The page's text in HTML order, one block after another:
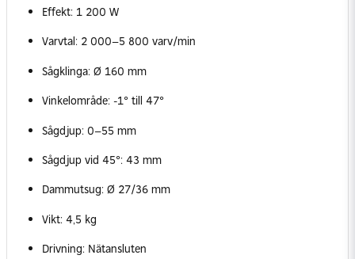
Effekt: 1 200 W
Varvtal: 2 000–5 800 varv/min
Sågklinga: Ø 160 mm
Vinkelområde: -1° till 47°
Sågdjup: 0–55 mm
Sågdjup vid 45°: 43 mm
Dammutsug: Ø 27/36 mm
Vikt: 4,5 kg
Drivning: Nätansluten